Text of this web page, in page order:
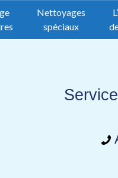
Nettoyages
spéciaux